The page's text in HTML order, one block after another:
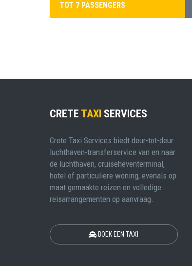
TOT 7 PASSENGERS
CRETE TAXI SERVICES
Crete Taxi Services biedt deur-tot-deur
luchthaven-transferservice van en naar
de luchthaven, cruiseheventerminal,
hotel of particuliere woning, evenals op
maat gemaakte reizen en volledige
reisarrangementen op aanvraag.
BOEK EEN TAXI